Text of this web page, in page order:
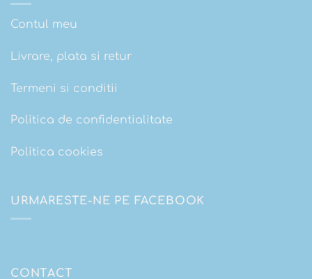
Contul meu
Livrare, plata si retur
Termeni si conditii
Politica de confidentialitate
Politica cookies
URMARESTE-NE PE FACEBOOK
CONTACT